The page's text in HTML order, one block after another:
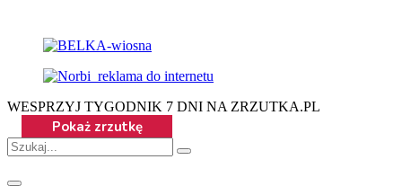
WESPRZYJ TYGODNIK 7 DNI NA ZRZUTKA.PL